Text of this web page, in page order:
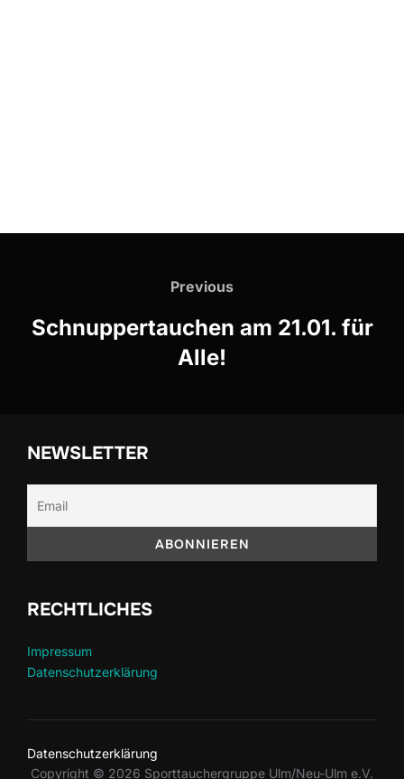
Previous
Schnuppertauchen am 21.01. für
Alle!
NEWSLETTER
RECHTLICHES
Impressum
Datenschutzerklärung
Datenschutzerklärung
Copyright © 2026 Sporttauchergruppe Ulm/Neu-Ulm e.V.